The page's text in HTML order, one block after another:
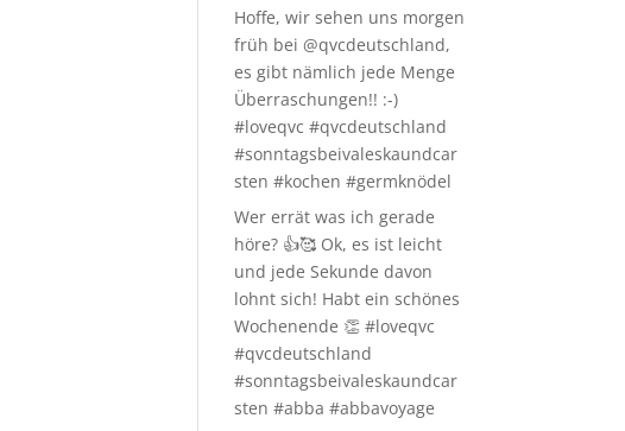
Hoffe, wir sehen uns morgen
früh bei @qvcdeutschland,
es gibt nämlich jede Menge
Überraschungen!! :-)
#loveqvc #qvcdeutschland
#sonntagsbeivaleskaundcar
sten #kochen #germknödel
Wer errät was ich gerade
höre? 👍🥰 Ok, es ist leicht
und jede Sekunde davon
lohnt sich! Habt ein schönes
Wochenende 👏 #loveqvc
#qvcdeutschland
#sonntagsbeivaleskaundcar
sten #abba #abbavoyage